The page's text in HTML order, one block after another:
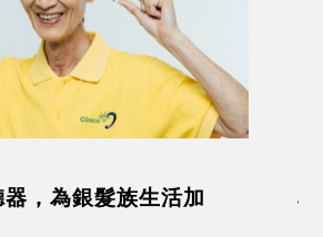
，為銀髮族生活加